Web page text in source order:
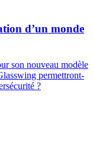
d’un monde
son nouveau modèle
permettront-
?